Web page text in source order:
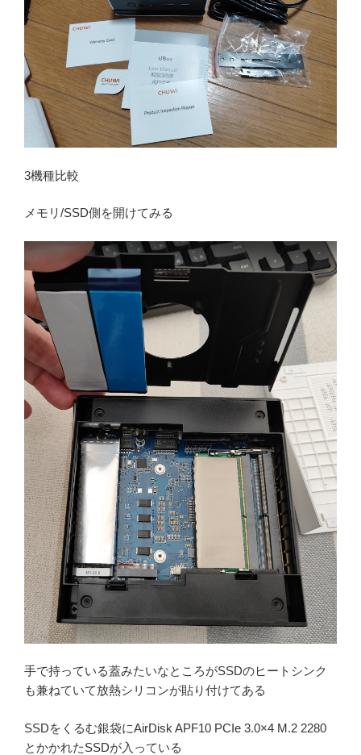
3機種比較
メモリ/SSD側を開けてみる
手で持っている蓋みたいなところがSSDのヒートシンク
も兼ねていて放熱シリコンが貼り付けてある
SSDをくるむ銀袋にAirDisk APF10 PCIe 3.0×4 M.2 2280
とかかれたSSDが入っている